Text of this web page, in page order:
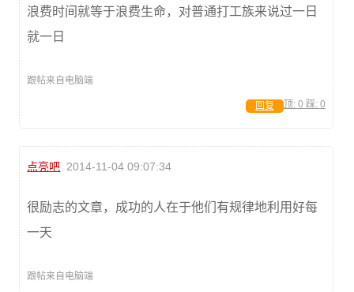
浪费时间就等于浪费生命，对普通打工族来说过一日
就一日
跟帖来自电脑端
顶: 0 踩: 0
回复
点亮吧 2014-11-04 09:07:34
很励志的文章，成功的人在于他们有规律地利用好每
一天
跟帖来自电脑端